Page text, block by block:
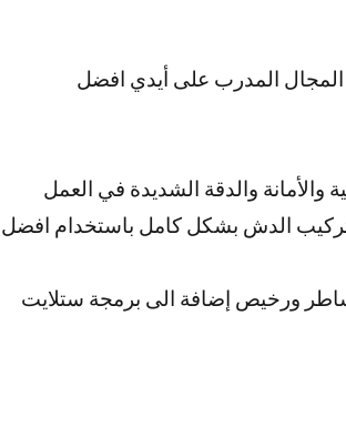
في هذا المجال المدرب على أيدي افضل
والدقة الشديدة في العمل
تركيب الدش بشكل كامل باستخدام افضل
ورخيص إضافة الى برمجة ستلايت